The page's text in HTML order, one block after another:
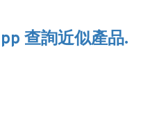
查詢近似產品.